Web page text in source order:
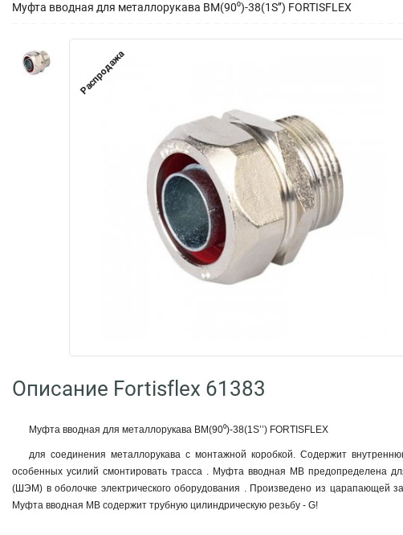
Муфта вводная для металлорукава ВМ(90⁰)-38(1Ѕ’’) FORTISFLEX
Распродажа
Описание Fortisflex 61383
Муфта вводная для металлорукава ВМ(90⁰)-38(1Ѕ’’) FORTISFLEX
для соединения металлорукава с монтажной коробкой. Содержит
особенных усилий смонтировать трасса . Муфта вводная МВ предопределена
(ШЭМ) в оболочке электрического оборудования . Произведено из царапающей
Муфта вводная МВ содержит трубную цилиндрическую резьбу - G!